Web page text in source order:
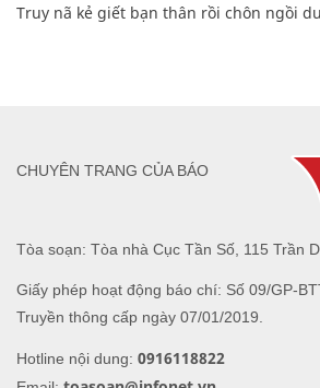
Truy nã kẻ giết bạn thân rồi chôn ngồi
Tòa soạn: Tòa nhà Cục Tần Số, 115 Trần
Giấy phép hoạt động báo chí: Số 09/GP-
Truyền thông cấp ngày 07/01/2019.
Hotline nội dung: 0916118822
CHUYÊN TRANG CỦA BÁO